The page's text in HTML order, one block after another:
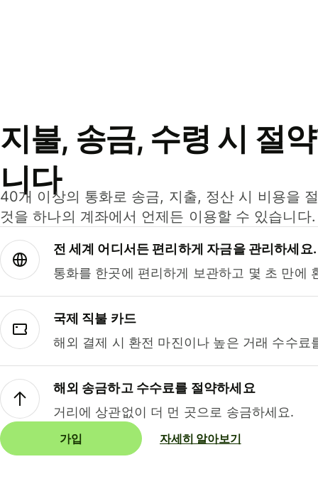
지불, 송금, 수령 시 절
니다
40개 이상의 통화로 송금, 지출, 정산 시 비용을
것을 하나의 계좌에서 언제든 이용할 수 있습니다.
전 세계 어디서든 편리하게 자금을 관리하세요.
통화를 한곳에 편리하게 보관하고 몇 초 만에
국제 직불 카드
해외 결제 시 환전 마진이나 높은 거래 수수료
해외 송금하고 수수료를 절약하세요
거리에 상관없이 더 먼 곳으로 송금하세요.
가입 자세히 알아보기